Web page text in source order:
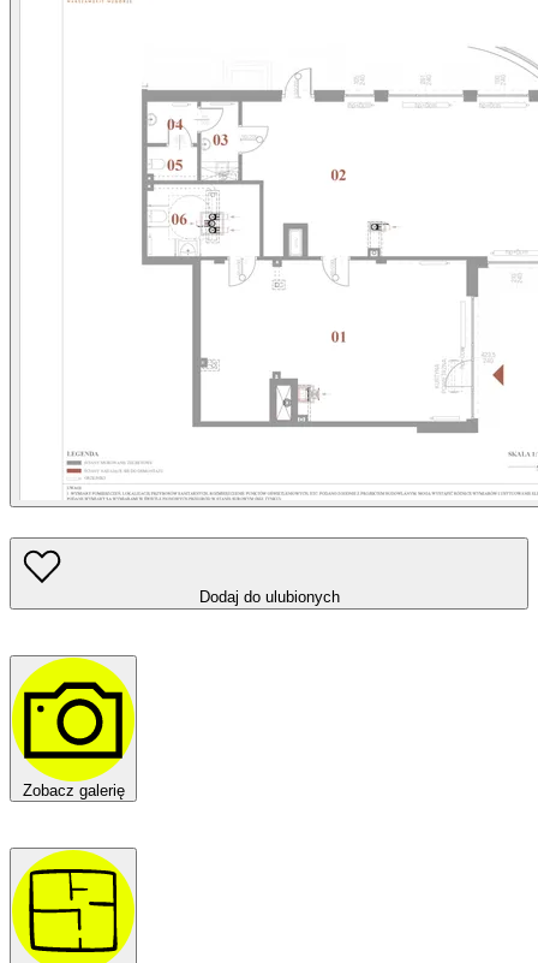
Dodaj do ulubionych
Zobacz galerię